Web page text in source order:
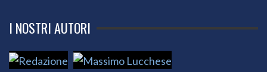
I NOSTRI AUTORI